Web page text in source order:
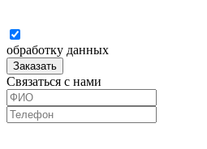
обработку данных
Заказать
Связаться с нами